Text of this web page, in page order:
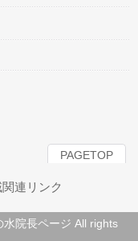
PAGETOP
連リンク
院長ページ All rights